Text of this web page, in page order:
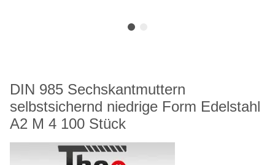
DIN 985 Sechskantmuttern
selbstsichernd niedrige Form Edelstahl
A2 M 4 100 Stück